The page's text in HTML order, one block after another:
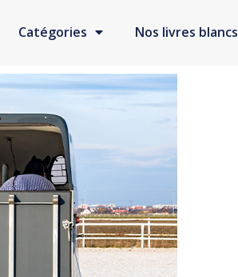
Catégories Nos livres blancs